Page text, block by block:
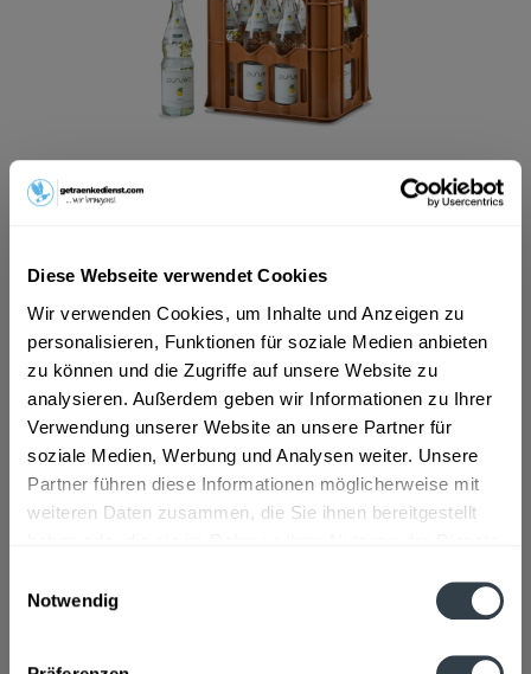
Diese Webseite verwendet Cookies
Wir verwenden Cookies, um Inhalte und Anzeigen zu
personalisieren, Funktionen für soziale Medien anbieten
zu können und die Zugriffe auf unsere Website zu
analysieren. Außerdem geben wir Informationen zu Ihrer
Verwendung unserer Website an unsere Partner für
soziale Medien, Werbung und Analysen weiter. Unsere
Partner führen diese Informationen möglicherweise mit
weiteren Daten zusammen, die Sie ihnen bereitgestellt
Notwendig
5,14 € *
Vorrätig
MEHRWEG
+3,30 € Pfand
In denWarenkorb
Hinzugefügt
Artikel-Nr.: 39039
Natürliches Mineralwasser, Kohlensäure, Säuerungsmittel